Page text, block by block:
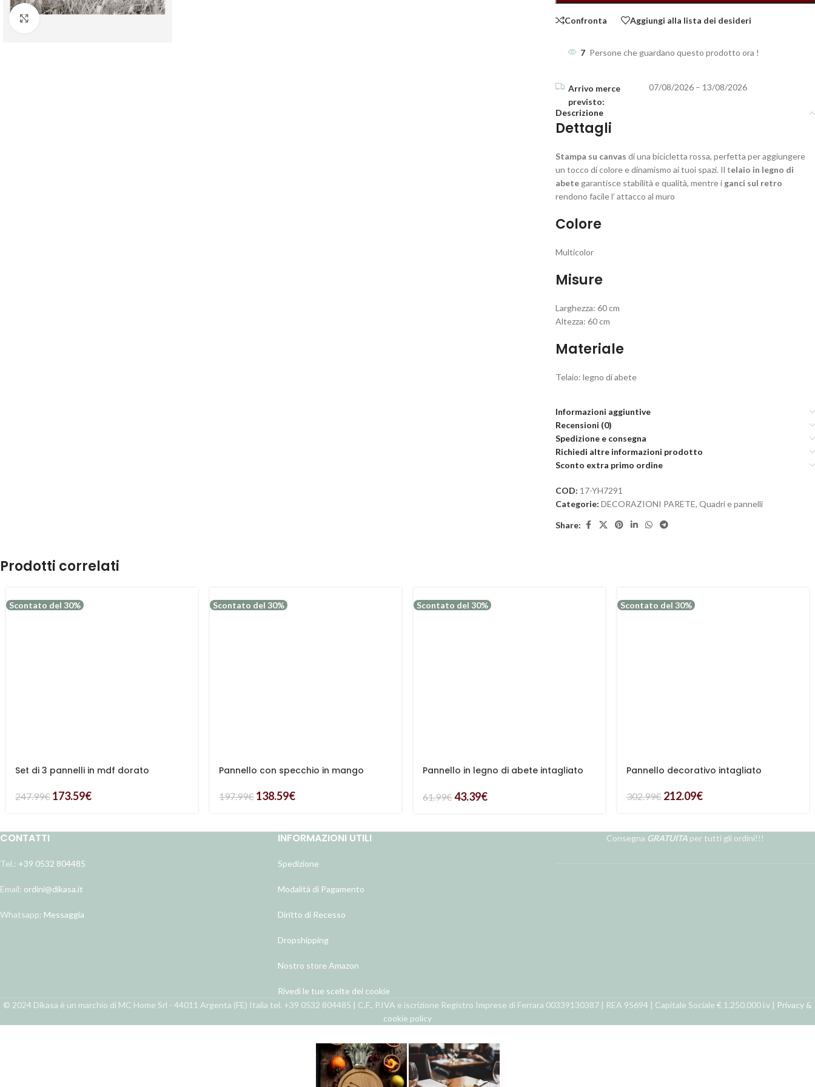
Confronta Aggiungi alla lista dei desideri
7 Persone che guardano questo prodotto ora !
07/08/2026 – 13/08/2026
Descrizione
Dettagli
Stampa su canvas di una bicicletta rossa, perfetta per aggiungere
un tocco di colore e dinamismo ai tuoi spazi. Il telaio in legno di
abete garantisce stabilità e qualità, mentre i ganci sul retro
rendono facile l’ attacco al muro
Colore
Multicolor
Misure
Larghezza: 60 cm
Altezza: 60 cm
Materiale
Telaio: legno di abete
Informazioni aggiuntive
Recensioni (0)
Spedizione e consegna
Richiedi altre informazioni prodotto
Sconto extra primo ordine
COD: 17-YH7291
Categorie: DECORAZIONI PARETE, Quadri e pannelli
Share:
Prodotti correlati
Scontato del 30%
Set di 3 pannelli in mdf dorato
247.99€ 173.59€
Scontato del 30%
Pannello con specchio in mango
197.99€ 138.59€
Scontato del 30%
Pannello in legno di abete intagliato
61.99€43.39€
Scontato del 30%
Pannello decorativo intagliato
302.99€ 212.09€
CONTATTI
Tel.: +39 0532 804485
Email: ordini@dikasa.it
Whatsapp: Messaggia
INFORMAZIONI UTILI
Spedizione
Modalità di Pagamento
Diritto di Recesso
Dropshipping
Nostro store Amazon
Rivedi le tue scelte dei cookie
Consegna GRATUITA per tutti gli ordini!!!
© 2024 Dikasa è un marchio di MC Home Srl - 44011 Argenta (FE) Italia tel. +39 0532 804485 | C.F., P.IVA e iscrizione Registro Imprese di Ferrara 00339130387 | REA 95694 | Capitale Sociale € 1.250.000 i.v | Privacy &
cookie policy